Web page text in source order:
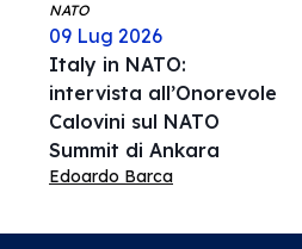
NATO
09 Lug 2026
Italy in NATO:
intervista all’Onorevole
Calovini sul NATO
Summit di Ankara
Edoardo Barca